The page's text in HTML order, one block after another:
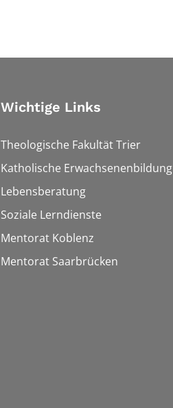
Wichtige Links
Theologische Fakultät Trier
Katholische Erwachsenenbildung
Lebensberatung
Soziale Lerndienste
Mentorat Koblenz
Mentorat Saarbrücken